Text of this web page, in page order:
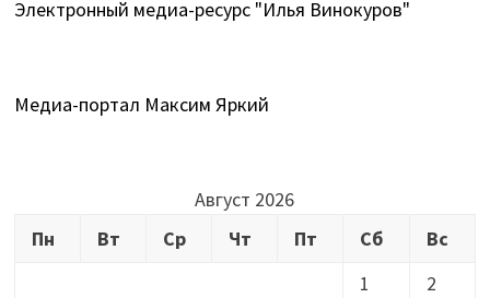
Электронный медиа-ресурс "Илья Винокуров"
Медиа-портал Максим Яркий
Август 2026
Пн
Вт Ср Чт Пт Сб
Вс
1
2